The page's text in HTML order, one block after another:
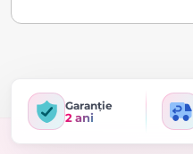
Garanție
2 ani